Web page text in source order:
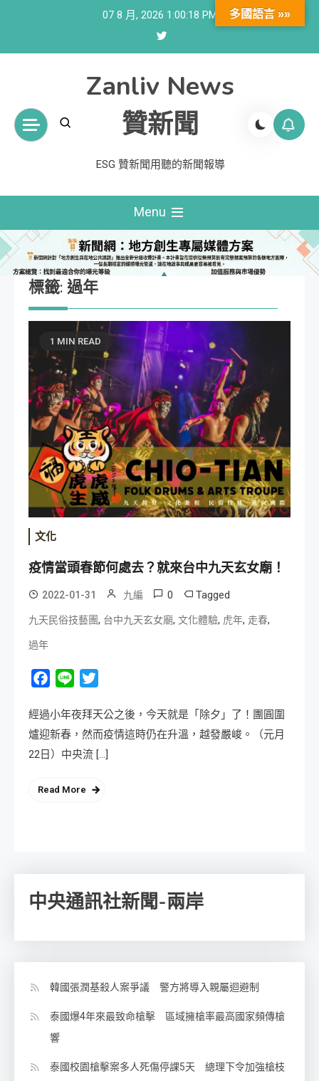
07 8 月, 2026 1:00:19 PM
Zanliv News
贊新聞
ESG 贊新聞用聽的新聞報導
Menu
標籤: 過年
1 MIN READ
文化
疫情當頭春節何處去？就來台中九天玄女廟！
2022-01-31 九編 0 Tagged
九天民俗技藝團, 台中九天玄女廟, 文化體驗, 虎年, 走春,
過年
Facebook
Line
經過小年夜拜天公之後，今天就是「除夕」了！團圓圍
爐迎新春，然而疫情這時仍在升溫，越發嚴峻。（元月
22日）中央流 […]
Read More
中央通訊社新聞-兩岸
韓國張潤基殺人案爭議 警方將導入親屬迴避制
泰國爆4年來最致命槍擊 區域擁槍率最高國家頻傳槍
響
泰國校園槍擊案多人死傷停課5天 總理下令加強槍枝
多國語言 »»